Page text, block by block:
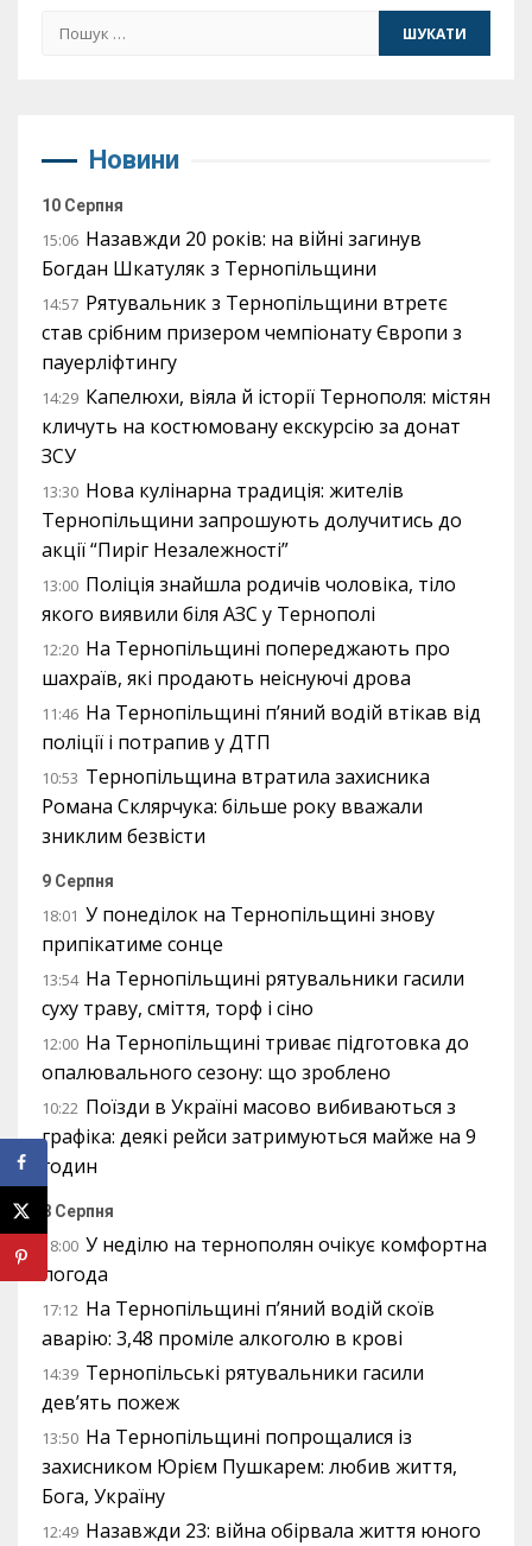
Пошук:
Новини
10 Серпня
15:06 Назавжди 20 років: на війні загинув
Богдан Шкатуляк з Тернопільщини
14:57 Рятувальник з Тернопільщини втретє
став срібним призером чемпіонату Європи з
пауерліфтингу
14:29 Капелюхи, віяла й історії Тернополя: містян
кличуть на костюмовану екскурсію за донат
ЗСУ
13:30 Нова кулінарна традиція: жителів
Тернопільщини запрошують долучитись до
акції “Пиріг Незалежності”
13:00 Поліція знайшла родичів чоловіка, тіло
якого виявили біля АЗС у Тернополі
12:20 На Тернопільщині попереджають про
шахраїв, які продають неіснуючі дрова
11:46 На Тернопільщині п’яний водій втікав від
поліції і потрапив у ДТП
10:53 Тернопільщина втратила захисника
Романа Склярчука: більше року вважали
зниклим безвісти
9 Серпня
18:01 У понеділок на Тернопільщині знову
припікатиме сонце
13:54 На Тернопільщині рятувальники гасили
суху траву, сміття, торф і сіно
12:00 На Тернопільщині триває підготовка до
опалювального сезону: що зроблено
10:22 Поїзди в Україні масово вибиваються з
графіка: деякі рейси затримуються майже на 9
годин
8 Серпня
18:00 У неділю на тернополян очікує комфортна
погода
17:12 На Тернопільщині п’яний водій скоїв
аварію: 3,48 проміле алкоголю в крові
14:39 Тернопільські рятувальники гасили
дев’ять пожеж
13:50 На Тернопільщині попрощалися із
захисником Юрієм Пушкарем: любив життя,
Бога, Україну
12:49 Назавжди 23: війна обірвала життя юного